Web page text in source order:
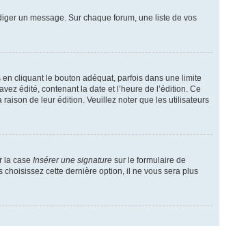
un message. Sur chaque forum, une liste de vos
cliquant le bouton adéquat, parfois dans une limite
édité, contenant la date et l’heure de l’édition. Ce
raison de leur édition. Veuillez noter que les utilisateurs
la case Insérer une signature sur le formulaire de
cette dernière option, il ne vous sera plus